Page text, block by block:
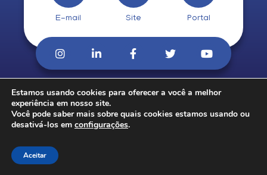
E-mail Site Portal
© 2026. CobCred.
Estamos usando cookies para oferecer a você a melhor
experiência em nosso site.
Você pode saber mais sobre quais cookies estamos usando ou
desativá-los em configurações.
Aceitar